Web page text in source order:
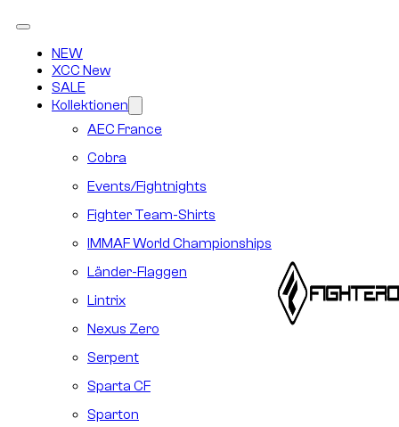
NEW
XCC New
SALE
Kollektionen
AEC France
Cobra
Events/Fightnights
Fighter Team-Shirts
IMMAF World Championships
Länder-Flaggen
Lintrix
Nexus Zero
Serpent
Sparta CF
Sparton